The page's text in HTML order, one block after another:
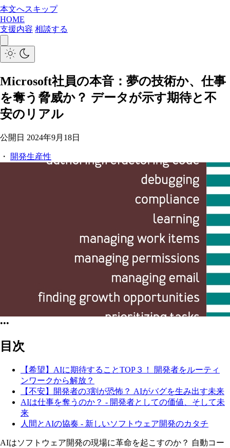
本文へスキップ
HOME
支援内容 相談する
Microsoft社員の本音：夢の技術か、仕事
を奪う脅威か？ データが示す期待と不
安のリアル
公開日 2024年9月18日
・ 開発生産性
•••
目次
【希望】AIに期待することTOP３！ 開発者をルーティ
ンワークから解放？
【不安】開発者の3割が恐怖？ AIがバグを生み出す未来
AIは仕事を奪うのか？ - 開発者としての価値、そして未
来
人間とAIの協奏 - 新しいソフトウェア開発のカタチ
AIはソフトウェア開発の現場に革命を起こすのか？ 自動コー